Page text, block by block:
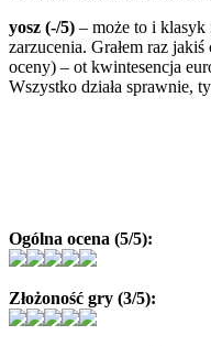
yosz (-/5) – może to i klasyk
zarzucenia. Grałem raz
oceny) – ot kwintesencja
Wszystko działa sprawnie,
Ogólna ocena (5/5):
Złożoność gry (3/5):